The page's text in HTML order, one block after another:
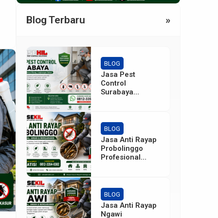
Blog Terbaru »
BLOG
Jasa Pest
Control
Surabaya
Kantor, Gudang
& Industri
BLOG
Jasa Anti Rayap
Probolinggo
Profesional
BLOG
Jasa Anti Rayap
Ngawi